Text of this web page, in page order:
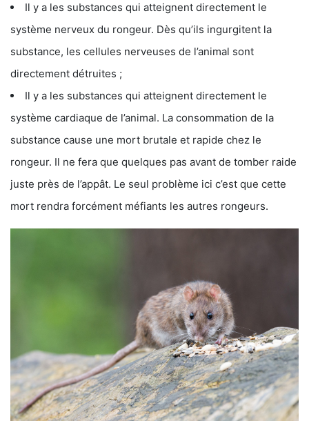
Il y a les substances qui atteignent directement le
système nerveux du rongeur. Dès qu’ils ingurgitent la
substance, les cellules nerveuses de l’animal sont
directement détruites ;
Il y a les substances qui atteignent directement le
système cardiaque de l’animal. La consommation de la
substance cause une mort brutale et rapide chez le
rongeur. Il ne fera que quelques pas avant de tomber raide
juste près de l’appât. Le seul problème ici c’est que cette
mort rendra forcément méfiants les autres rongeurs.